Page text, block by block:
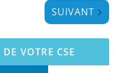
SUIVANT
VOTRE CSE